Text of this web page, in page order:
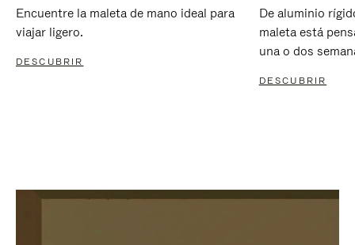
Encuentre la maleta de mano ideal para
viajar ligero.
DESCUBRIR
De aluminio
maleta está
una o dos
DESCUBRIR